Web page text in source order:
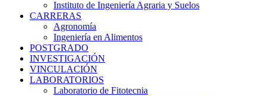
Instituto de Ingeniería Agraria y Suelos
CARRERAS
Agronomía
Ingeniería en Alimentos
POSTGRADO
INVESTIGACIÓN
VINCULACIÓN
LABORATORIOS
Laboratorio de Fitotecnia